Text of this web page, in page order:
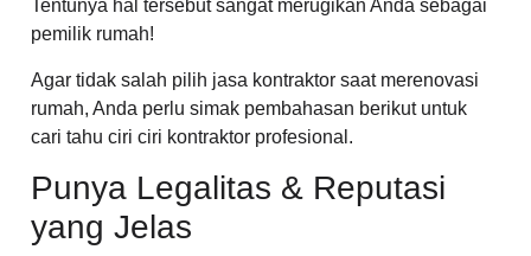
Tentunya hal tersebut sangat merugikan Anda sebagai
pemilik rumah!
Agar tidak salah pilih jasa kontraktor saat merenovasi
rumah, Anda perlu simak pembahasan berikut untuk
cari tahu ciri ciri kontraktor profesional.
Punya Legalitas & Reputasi
yang Jelas